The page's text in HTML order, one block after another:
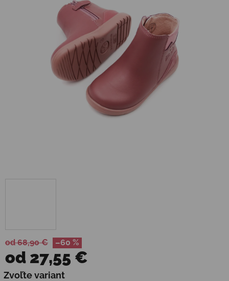
od 68,90 € –60 %
od 27,55 €
Jednotková cena:
Zvoľte variant